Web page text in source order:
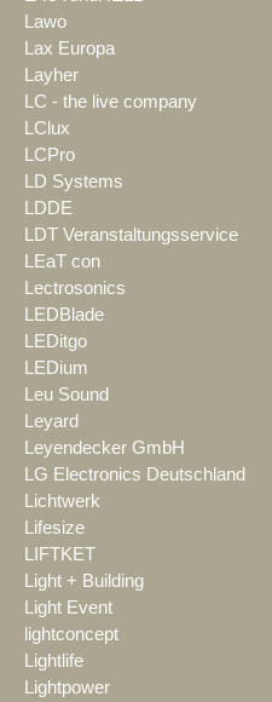
Lawo
Lax Europa
Layher
LC - the live company
LClux
LCPro
LD Systems
LDDE
LDT Veranstaltungsservice
LEaT con
Lectrosonics
LEDBlade
LEDitgo
LEDium
Leu Sound
Leyard
Leyendecker GmbH
LG Electronics Deutschland
Lichtwerk
Lifesize
LIFTKET
Light + Building
Light Event
lightconcept
Lightlife
Lightpower